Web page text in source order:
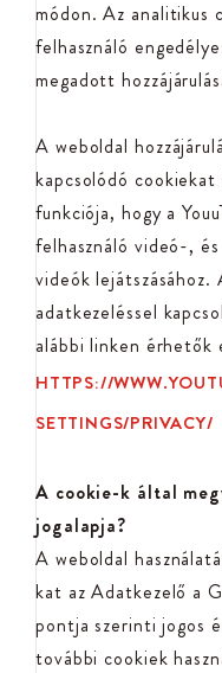
módon. Az analitikus
felhasználó
megadott
A weboldal
kapcsolódó cookiekat
funkciója, hogy a
felhasználó videó-,
videók lejátszásához.
adatkezeléssel
alábbi linken érhetők
HTTPS://
SETTINGS/PRIVACY/
A cookie-k által
jogalapja?
A weboldal
kat az Adatkezelő a
pontja szerinti jogos
további cookiek